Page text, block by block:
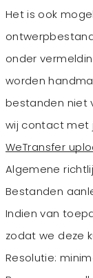
Het is ook
onder
worden
bestanden niet
wij contact met
WeTransfer
Algemene
Bestanden
Indien van
zodat we deze
Resolutie: